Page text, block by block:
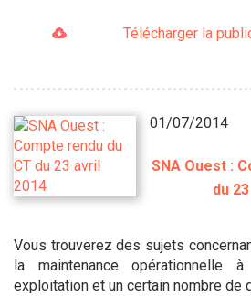
Télécharger la
01/07/2014
SNA Ouest :
du
Vous trouverez des sujets
la maintenance opérationnelle
exploitation et un certain nombre de